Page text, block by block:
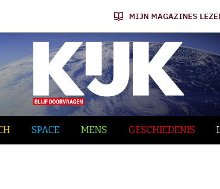
MIJN MAGAZINES
SPACE MENS GESCHIEDENIS